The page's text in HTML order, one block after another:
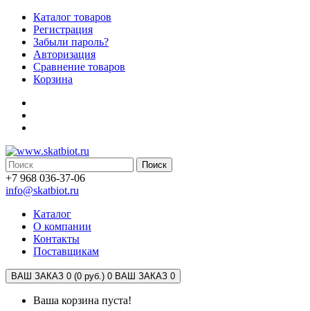
Каталог товаров
Регистрация
Забыли пароль?
Авторизация
Сравнение товаров
Корзина
Поиск
+7 968 036-37-06
info@skatbiot.ru
Каталог
О компании
Контакты
Поставщикам
ВАШ ЗАКАЗ 0 (0 руб.) 0 ВАШ ЗАКАЗ 0
Ваша корзина пуста!